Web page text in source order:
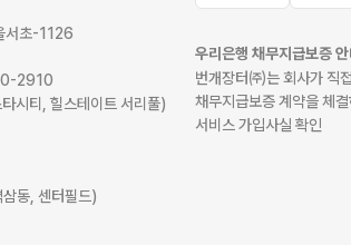
초-1126
2910
시티, 힐스테이트 서리풀)
동, 센터필드)
우리은행 채무지급보증 안
번개장터㈜는 회사가 직
채무지급보증 계약을 체
서비스 가입사실 확인